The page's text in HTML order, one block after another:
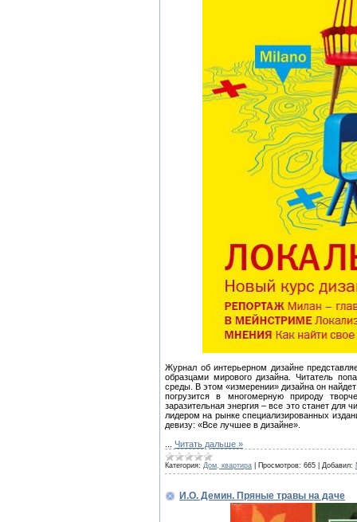
Журнал об интерьерном дизайне
образцами мирового дизайна. Читатель
среды. В этом «измерении» дизайна он
погрузится в многомерную природу
заразительная энергия – все это станет для
лидером на рынке специализированных
девизу: «Все лучшее в дизайне».
Читать дальше »
Категория: Дом, квартира Просмотров: 665 Добавил:
И.О. Демин. Пряные травы на даче